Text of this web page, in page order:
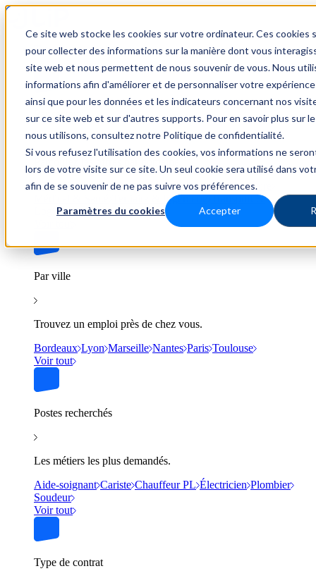
Ce site web stocke les cookies sur votre ordinateur. Ces cookies
pour collecter des informations sur la manière dont vous
site web et nous permettent de nous souvenir de vous. Nous
informations afin d'améliorer et de personnaliser votre
ainsi que pour les données et les indicateurs concernant nos
sur ce site web et sur d'autres supports. Pour en savoir plus sur
nous utilisons, consultez notre Politique de confidentialité.
Si vous refusez l'utilisation des cookies, vos informations ne
lors de votre visite sur ce site. Un seul cookie sera utilisé dans
afin de se souvenir de ne pas suivre vos préférences.
Paramètres du cookies Accepter
Trouver un emploi
Par secteur
BTP Hôtellerie & Restauration Industrie & Nucléaire
Tertiaire & Ingénierie Transport &
Logistique
Par ville
Trouvez un emploi près de chez vous.
Bordeaux Lyon Marseille Nantes Paris Toulouse
Voir tout
Postes recherchés
Les métiers les plus demandés.
Aide-soignant Cariste Chauffeur PL Électricien Plombier
Soudeur
Voir tout
Type de contrat